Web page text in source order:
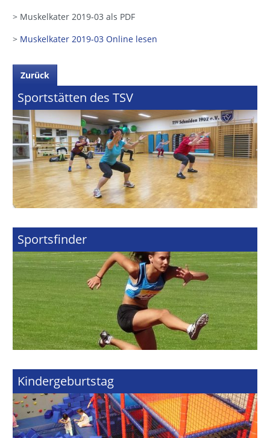
> Muskelkater 2019-03 als PDF
> Muskelkater 2019-03 Online lesen
Zurück
Sportstätten des TSV
Sportsfinder
Kindergeburtstag